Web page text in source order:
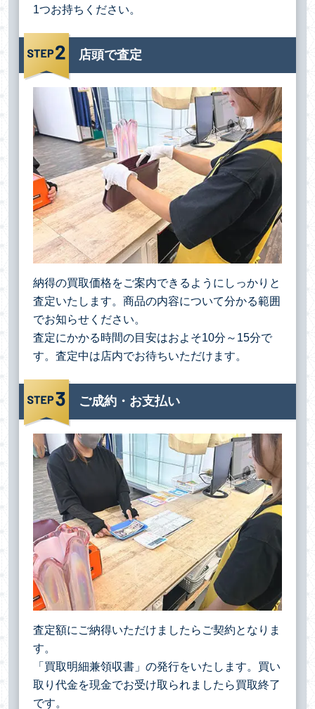
1つお持ちください。
店頭で査定
納得の買取価格をご案内できるようにしっかりと
査定いたします。商品の内容について分かる範囲
でお知らせください。
査定にかかる時間の目安はおよそ10分～15分で
す。査定中は店内でお待ちいただけます。
ご成約・お支払い
査定額にご納得いただけましたらご契約となりま
す。
「買取明細兼領収書」の発行をいたします。買い
取り代金を現金でお受け取られましたら買取終了
です。